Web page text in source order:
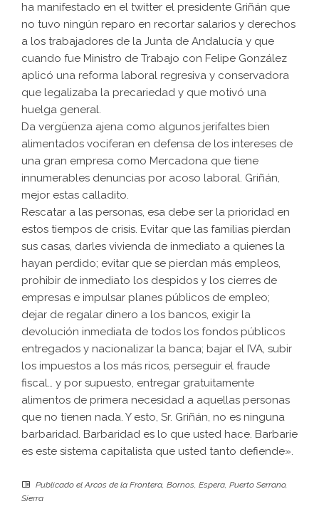
ha manifestado en el twitter el presidente Griñán que
no tuvo ningún reparo en recortar salarios y derechos
a los trabajadores de la Junta de Andalucía y que
cuando fue Ministro de Trabajo con Felipe González
aplicó una reforma laboral regresiva y conservadora
que legalizaba la precariedad y que motivó una
huelga general.
Da vergüenza ajena como algunos jerifaltes bien
alimentados vociferan en defensa de los intereses de
una gran empresa como Mercadona que tiene
innumerables denuncias por acoso laboral. Griñán,
mejor estas calladito.
Rescatar a las personas, esa debe ser la prioridad en
estos tiempos de crisis. Evitar que las familias pierdan
sus casas, darles vivienda de inmediato a quienes la
hayan perdido; evitar que se pierdan más empleos,
prohibir de inmediato los despidos y los cierres de
empresas e impulsar planes públicos de empleo;
dejar de regalar dinero a los bancos, exigir la
devolución inmediata de todos los fondos públicos
entregados y nacionalizar la banca; bajar el IVA, subir
los impuestos a los más ricos, perseguir el fraude
fiscal… y por supuesto, entregar gratuitamente
alimentos de primera necesidad a aquellas personas
que no tienen nada. Y esto, Sr. Griñán, no es ninguna
barbaridad. Barbaridad es lo que usted hace. Barbarie
es este sistema capitalista que usted tanto defiende».
Publicado elArcos de la Frontera, Bornos, Espera, Puerto Serrano,
Sierra